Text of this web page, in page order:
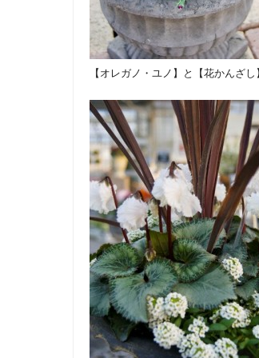
【オレガノ・ユノ】と【花かんざ